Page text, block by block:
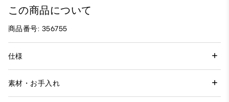
この商品について
商品番号: 356755
仕様
素材・お手入れ